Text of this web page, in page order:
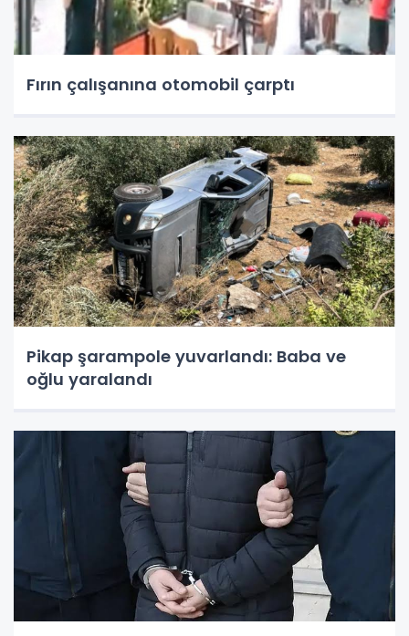
Fırın çalışanına otomobil çarptı
Pikap şarampole yuvarlandı: Baba ve
oğlu yaralandı